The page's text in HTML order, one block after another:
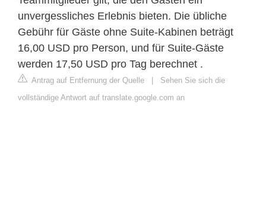
unvergessliches Erlebnis bieten. Die übliche
Gebühr für Gäste ohne Suite-Kabinen beträgt
16,00 USD pro Person, und für Suite-Gäste
werden 17,50 USD pro Tag berechnet .
Antrag auf Entfernung der Quelle
Sehen Sie sich die
vollständige Antwort auf translate.google.com an